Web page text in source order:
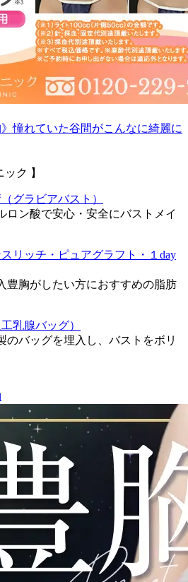
ク 】
グラビアバスト）
ロン酸で安心・安全にバストメイ
リッチ・ピュアグラフト・１day
豊胸がしたい方におすすめの脂肪
乳腺バッグ）
のバッグを埋入し、バストをボリ